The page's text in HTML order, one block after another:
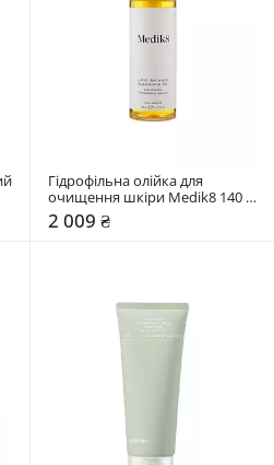
Гідрофільна олійка для
очищення шкіри Medik8 140
мл
2 009 ₴